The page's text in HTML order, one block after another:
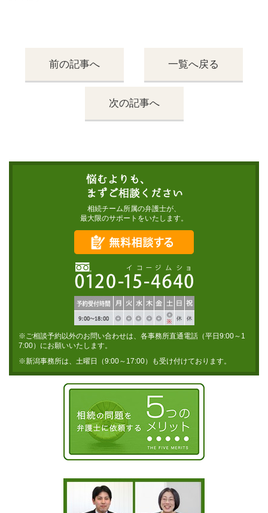
前の記事へ 一覧へ戻る
次の記事へ
相続チーム所属の弁護士が、
最大限のサポートをいたします。
※ご相談予約以外のお問い合わせは、各事務所直通電話（平日9:00～1
7:00）にお願いいたします。
※新潟事務所は、土曜日（9:00～17:00）も受け付けております。